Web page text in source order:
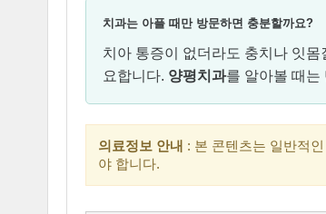
치과는 아플 때만 방문하면 충분할까요?
치아 통증이 없더라도 충치나 잇
요합니다. 양평치과를 알아볼 때는
의료정보 안내 : 본 콘텐츠는 일반적
야 합니다.